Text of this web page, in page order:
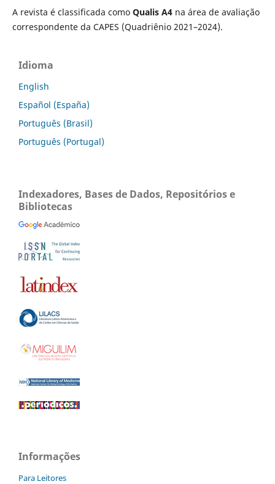
A revista é classificada como Qualis A4na área de avaliação
correspondente da CAPES (Quadriênio 2021–2024).
Idioma
English
Español (España)
Português (Brasil)
Português (Portugal)
Indexadores, Bases de Dados, Repositórios e
Bibliotecas
Informações
Para Leitores